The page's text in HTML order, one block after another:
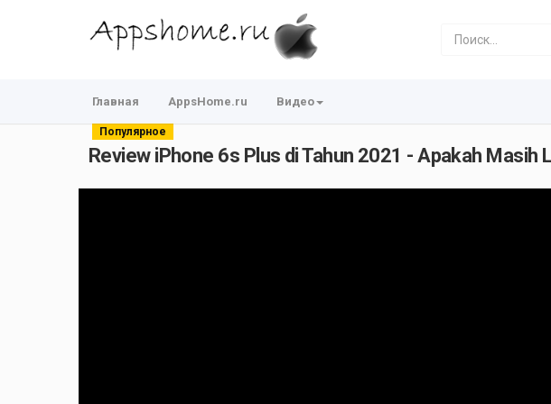
Главная AppsHome.ru Видео
Популярное
Review iPhone 6s Plus di Tahun 2021 - Apakah Masih